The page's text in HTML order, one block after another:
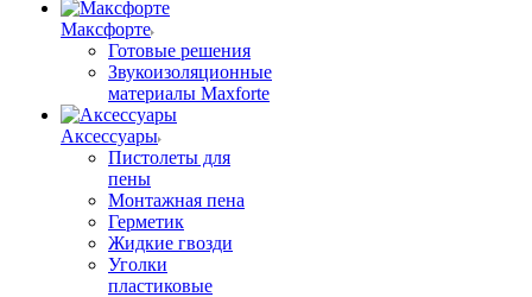
Максфорте
Готовые решения
Звукоизоляционные
материалы Maxforte
Аксессуары
Пистолеты для
пены
Монтажная пена
Герметик
Жидкие гвозди
Уголки
пластиковые